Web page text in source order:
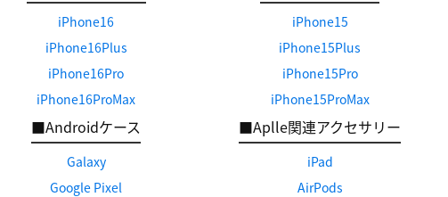
iPhone16
iPhone16Plus
iPhone16Pro
iPhone16ProMax
iPhone15
iPhone15Plus
iPhone15Pro
iPhone15ProMax
■Androidケース
Galaxy
Google Pixel
■Aplle関連アクセサリー
iPad
AirPods